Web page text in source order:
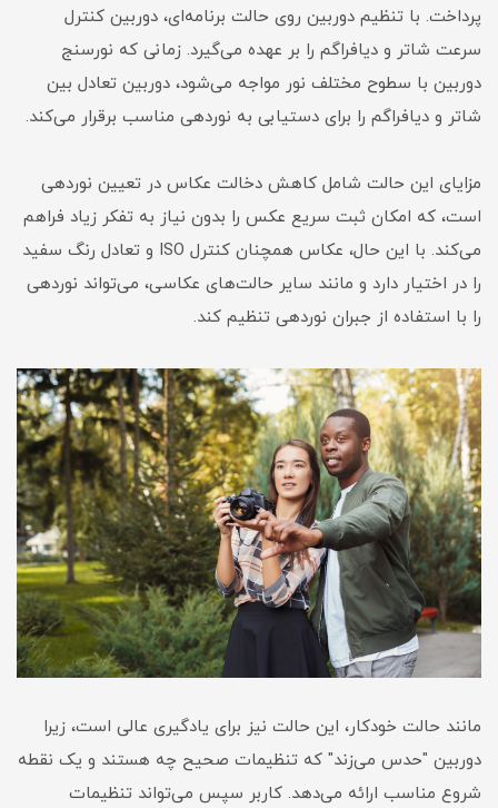
پرداخت. با تنظیم دوربین روی حالت برنامه‌ای، دوربین کنترل
سرعت شاتر و دیافراگم را بر عهده می‌گیرد. زمانی که نورسنج
دوربین با سطوح مختلف نور مواجه می‌شود، دوربین تعادل بین
شاتر و دیافراگم را برای دستیابی به نوردهی مناسب برقرار می‌کند.
مزایای این حالت شامل کاهش دخالت عکاس در تعیین نوردهی
است، که امکان ثبت سریع عکس را بدون نیاز به تفکر زیاد فراهم
می‌کند. با این حال، عکاس همچنان کنترل ISO و تعادل رنگ سفید
را در اختیار دارد و مانند سایر حالت‌های عکاسی، می‌تواند نوردهی
را با استفاده از جبران نوردهی تنظیم کند.
مانند حالت خودکار، این حالت نیز برای یادگیری عالی است، زیرا
دوربین "حدس می‌زند" که تنظیمات صحیح چه هستند و یک نقطه
شروع مناسب ارائه می‌دهد. کاربر سپس می‌تواند تنظیمات